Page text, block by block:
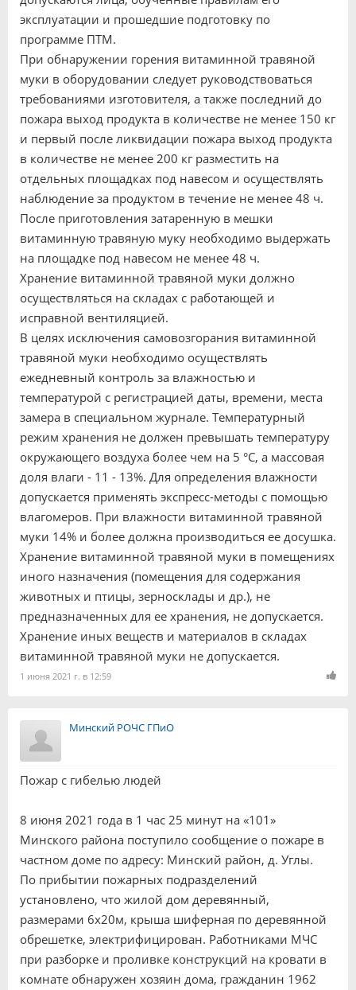
эксплуатации и прошедшие подготовку по
программе ПТМ.
При обнаружении горения витаминной травяной
муки в оборудовании следует руководствоваться
требованиями изготовителя, а также последний до
пожара выход продукта в количестве не менее 150 кг
и первый после ликвидации пожара выход продукта
в количестве не менее 200 кг разместить на
отдельных площадках под навесом и осуществлять
наблюдение за продуктом в течение не менее 48 ч.
После приготовления затаренную в мешки
витаминную травяную муку необходимо выдержать
на площадке под навесом не менее 48 ч.
Хранение витаминной травяной муки должно
осуществляться на складах с работающей и
исправной вентиляцией.
В целях исключения самовозгорания витаминной
травяной муки необходимо осуществлять
ежедневный контроль за влажностью и
температурой с регистрацией даты, времени, места
замера в специальном журнале. Температурный
режим хранения не должен превышать температуру
окружающего воздуха более чем на 5 °С, а массовая
доля влаги - 11 - 13%. Для определения влажности
допускается применять экспресс-методы с помощью
влагомеров. При влажности витаминной травяной
муки 14% и более должна производиться ее досушка.
Хранение витаминной травяной муки в помещениях
иного назначения (помещения для содержания
животных и птицы, зерносклады и др.), не
предназначенных для ее хранения, не допускается.
Хранение иных веществ и материалов в складах
витаминной травяной муки не допускается.
1 июня 2021 г. в 12:59
Минский РОЧС ГПиО
Пожар с гибелью людей
8 июня 2021 года в 1 час 25 минут на «101»
Минского района поступило сообщение о пожаре в
частном доме по адресу: Минский район, д. Углы.
По прибытии пожарных подразделений
установлено, что жилой дом деревянный,
размерами 6х20м, крыша шиферная по деревянной
обрешетке, электрифицирован. Работниками МЧС
при разборке и проливке конструкций на кровати в
комнате обнаружен хозяин дома, гражданин 1962